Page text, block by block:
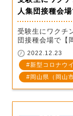
人集団接種会
受験生にワクチ
団接種会場で【
2022.12.23
新型コロナウ
岡山県（岡山市